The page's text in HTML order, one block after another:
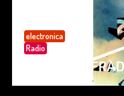
electronica
Radio
PAISAJE